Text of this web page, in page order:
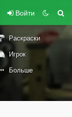
Войти
Раскраски
Игрок
Больше